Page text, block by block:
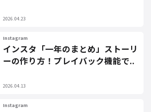
2026.04.23
Instagram
インスタ「一年のまとめ」ストーリ
ーの作り方！プレイバック機能で..
2026.04.13
Instagram